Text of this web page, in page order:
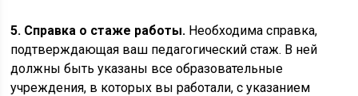
5. Справка о стаже работы. Необходима справка,
подтверждающая ваш педагогический стаж. В ней
должны быть указаны все образовательные
учреждения, в которых вы работали, с указанием